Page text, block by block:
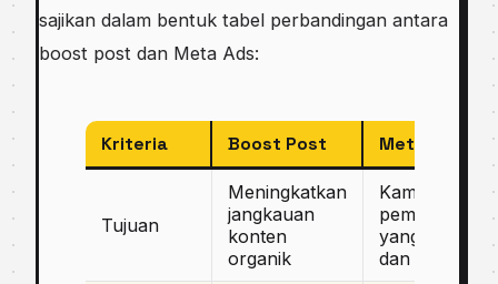
sajikan dalam bentuk tabel perbandingan antara
boost post dan Meta Ads:
Kriteria Boost Post Meta Ads
Tujuan
Meningkatkan
jangkauan
konten
organik
Kampanye
pemasaran
yang terukur
dan terfokus